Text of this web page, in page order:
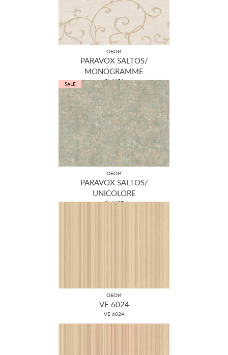
ОБОИ
PARAVOX SALTOS/
MONOGRAMME
SL 1154
ОБОИ
PARAVOX SALTOS/
UNICOLORE
SL 1107
ОБОИ
VE 6024
VE 6024